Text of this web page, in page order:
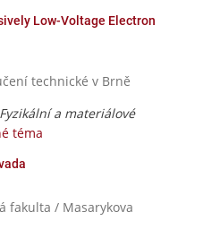
Low-Voltage Electron
technické v Brně
Fyzikální a materiálové
téma
fakulta / Masarykova